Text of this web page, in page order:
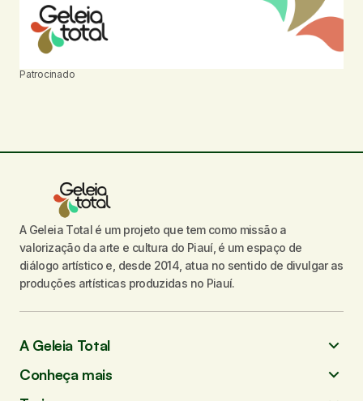
Patrocinado
A Geleia Total é um projeto que tem como missão a
valorização da arte e cultura do Piauí, é um espaço de
diálogo artístico e, desde 2014, atua no sentido de divulgar as
produções artísticas produzidas no Piauí.
A Geleia Total
Conheça mais